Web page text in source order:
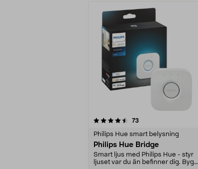
73
Philips Hue smart belysning
Philips Hue Bridge
Smart ljus med Philips Hue - styr
ljuset var du än befinner dig. Bygg
4.5av 5 stjärnor